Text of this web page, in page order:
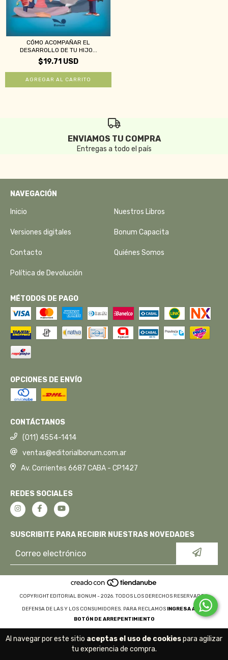
Al navegar por este sitio aceptas el uso de cookiespara agilizar
tu experiencia de compra.
CÓMO ACOMPAÑAR EL
DESARROLLO DE TU HIJO...
$19.71 USD
ENVIAMOS TU COMPRA
Entregas a todo el país
NAVEGACIÓN
Inicio Nuestros Libros
Versiones digitales Bonum Capacita
Contacto Quiénes Somos
Política de Devolución
MÉTODOS DE PAGO
OPCIONES DE ENVÍO
CONTÁCTANOS
(011) 4554-1414
ventas@editorialbonum.com.ar
Av. Corrientes 6687 CABA - CP1427
REDES SOCIALES
SUSCRIBITE PARA RECIBIR NUESTRAS NOVEDADES
COPYRIGHT EDITORIAL BONUM - 2026. TODOS LOS DERECHOS RESERVADOS.
DEFENSA DE LAS Y LOS CONSUMIDORES. PARA RECLAMOS INGRESA AQUÍ.
BOTÓN DE ARREPENTIMIENTO